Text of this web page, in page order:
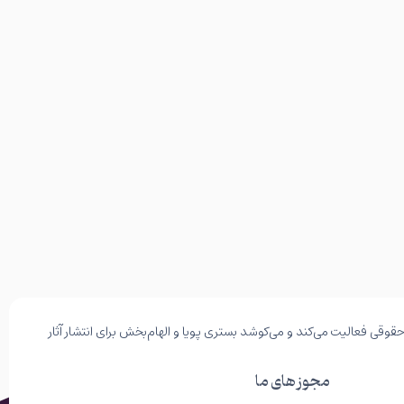
فعالیت می‌کند و می‌کوشد بستری پویا و الهام‌بخش برای انتشار آثار
مجوز های ما